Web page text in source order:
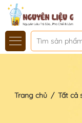
Trang chủ / Tất cả